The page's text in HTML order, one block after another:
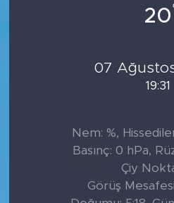
20
07
19:31
Nem: %,
Basınç: 0 hPa,
Çiy
Görüş